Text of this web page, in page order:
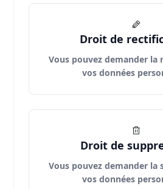
Droit de
Vous pouvez demander la
vos données
Droit de
Vous pouvez demander la
vos données